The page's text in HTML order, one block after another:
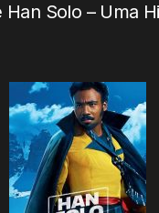
Solo – Uma